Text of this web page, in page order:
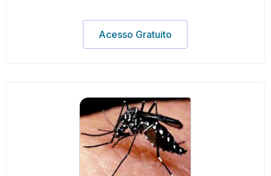
Acesso Gratuito